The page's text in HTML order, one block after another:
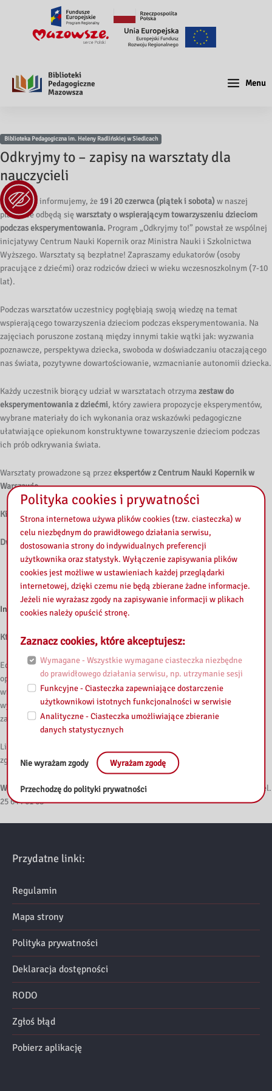
Menu
Biblioteka Pedagogiczna im. Heleny Radlińskiej w Siedlcach
Odkryjmy to – zapisy na warsztaty dla
nauczycieli
Z radością informujemy, że 19 i 20 czerwca (piątek i sobota) w naszej
placówce odbędą sięwarsztaty o wspierającym towarzyszeniu dzieciom
podczas eksperymentowania. Program „Odkryjmy to!” powstał ze wspólnej
inicjatywy Centrum Nauki Kopernik oraz Ministra Nauki i Szkolnictwa
Wyższego. Warsztaty są bezpłatne! Zapraszamy edukatorów (osoby
pracujące z dziećmi) oraz rodziców dzieci w wieku wczesnoszkolnym (7-10
lat).
Podczas warsztatów uczestnicy pogłębiają swoją wiedzę na temat
wspierającego towarzyszenia dzieciom podczas eksperymentowania. Na
zajęciach poruszone zostaną między innymi takie wątki jak: wyzwania
poznawcze, perspektywa dziecka, swoboda w doświadczaniu otaczającego
nas świata, pozytywne dowartościowanie, wzmacnianie autonomii dziecka.
Każdy uczestnik biorący udział w warsztatach otrzymazestaw do
eksperymentowania z dziećmi, który zawiera propozycje eksperymentów,
wybrane materiały do ich wykonania oraz wskazówki pedagogiczne
ułatwiające opiekunom konstruktywne towarzyszenie dzieciom podczas
ich prób odkrywania świata.
Warsztaty prowadzone są przezekspertów z Centrum Nauki Kopernik w
Warszawie.
Kiedy?
Dwa terminydo wyboru:
19 czerwca(piątek), godz. 14:30-18:00 –rejestracja [link]
20 czerwca (sobota), godz. 9:30-13:00– rejestracja [link]
Instrukcja zapisu na wydarzenie [link]
Kto może wziąć udział?
Edukatorzy, nauczyciele, pracownicy bibliotek, domów kultury,
opiekunowie dzieci i inne osoby pracujące lub przebywające z dziećmi w
wieku wczesnoszkolnym (7-10 lat). Uwaga! Warsztaty są przeznaczone
wyłącznie dla osób dorosłych, bez udziału dzieci. W przypadku rodzin
zapraszamy maksymalnie dwoje przedstawicieli jednej rodziny.
Limit zgłoszeń: 20 osób w jednej turze warsztatowej. Decyduje kolejność
zgłoszeń.
Więcej informacji:Anna Mielczarek; email:
; tel.
25 644 61 68
Przydatne linki:
Regulamin
Mapa strony
Polityka prywatności
Deklaracja dostępności
RODO
Zgłoś błąd
Pobierz aplikację
Polityka cookies i prywatności
Strona internetowa używa plików cookies (tzw. ciasteczka) w
celu niezbędnym do prawidłowego działania serwisu,
dostosowania strony do indywidualnych preferencji
użytkownika oraz statystyk. Wyłączenie zapisywania plików
cookies jest możliwe w ustawieniach każdej przeglądarki
internetowej, dzięki czemu nie będą zbierane żadne informacje.
Jeżeli nie wyrażasz zgody na zapisywanie informacji w plikach
cookies należy opuścić stronę.
Zaznacz cookies, które akceptujesz:
Wymagane - Wszystkie wymagane ciasteczka niezbędne
do prawidłowego działania serwisu, np. utrzymanie sesji
Funkcyjne - Ciasteczka zapewniające dostarczenie
użytkownikowi istotnych funkcjonalności w serwisie
Analityczne - Ciasteczka umożliwiające zbieranie
danych statystycznych
Nie wyrażam zgody Wyrażam zgodę
Przechodzę do polityki prywatności